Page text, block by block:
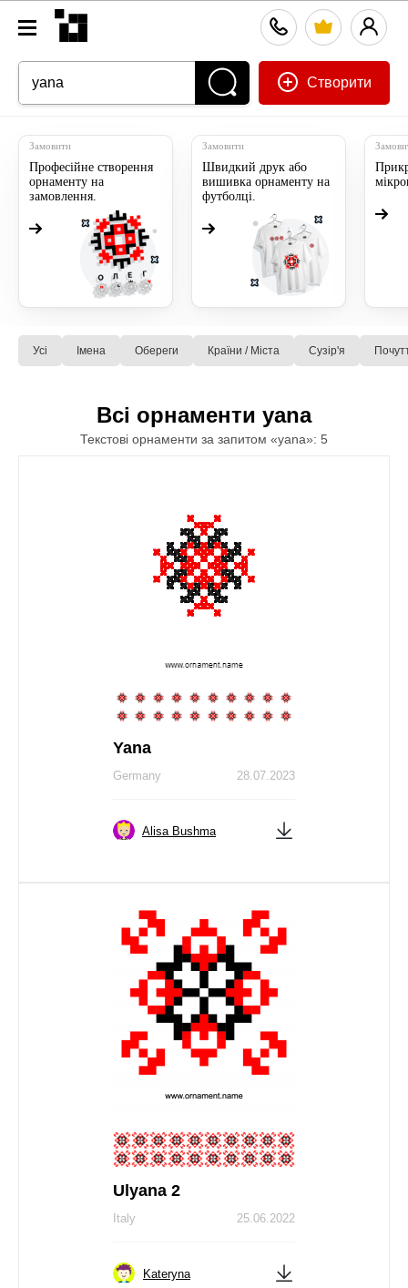
Створити
Замовити
Професійне створення
орнаменту на
замовлення.
Замовити
Швидкий друк або
вишивка орнаменту на
футболці.
Усі Імена Обереги Країни / Міста Сузiр'я
Всі орнаменти yana
Текстові орнаменти за запитом «yana»: 5
Yana
28.07.2023
Germany
Alisa Bushma
Ulyana 2
25.06.2022
Italy
Kateryna